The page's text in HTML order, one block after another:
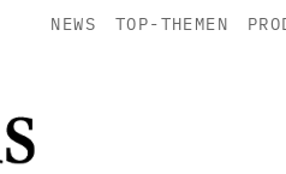
NEWS TOP-THEMEN